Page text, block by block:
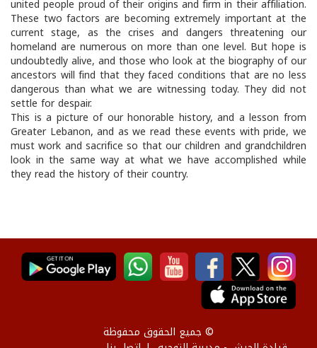
united people proud of their origins and firm in their affiliation.
These two factors are becoming extremely important at the
current stage, as the crises and dangers threatening our
homeland are numerous on more than one level. But hope is
undoubtedly alive, and those who look at the biography of our
ancestors will find that they faced conditions that are no less
dangerous than what we are witnessing today. They did not
settle for despair.
This is a picture of our honorable history, and a lesson from
Greater Lebanon, and as we read these events with pride, we
must work and sacrifice so that our children and grandchildren
look in the same way at what we have accomplished while
they read the history of their country.
© جميع الحقوق محفوظة